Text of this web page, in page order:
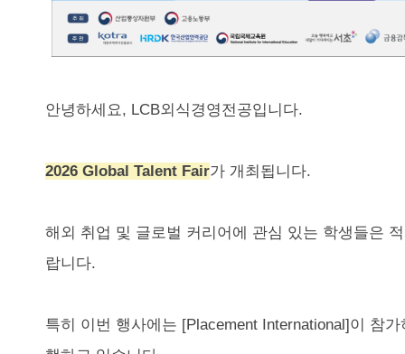
안녕하세요, LCB외식경영전공입니다.
2026 Global Talent Fair가 개최됩니다.
해외 취업 및 글로벌 커리어에 관심 있는 학생들은
랍니다.
특히 이번 행사에는 [Placement International]이 참